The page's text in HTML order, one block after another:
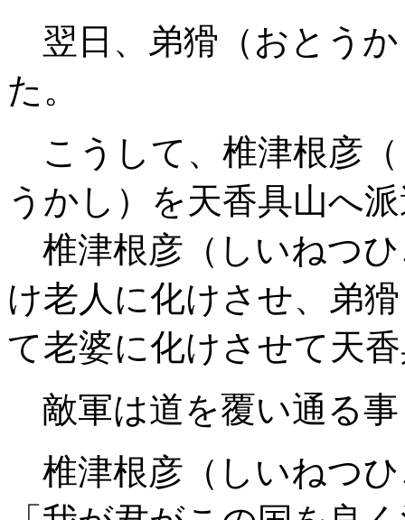
翌日、弟猾（おとう
た。
こうして、 椎津根彦
うかし）を天香具山へ
椎津根彦 （しいねつ
け老人 に化けさせ、 弟猾
て老婆に化けさせて天
敵軍は道を覆い通る
椎津根彦 （しいねつ